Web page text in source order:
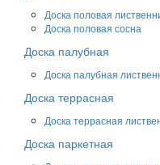
Доска половая
Доска половая сосна
Доска палубная
Доска палубная
Доска террасная
Доска террасная
Доска паркетная